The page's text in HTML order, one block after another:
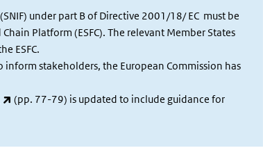
under part B of Directive 2001/18/ EC must be
Platform (ESFC). The relevant Member States
ESFC.
stakeholders, the European Commission has
(externe link)
(pp. 77-79) is updated to include guidance for